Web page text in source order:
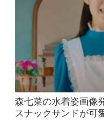
森七菜の水着姿画像
スナックサンドが可